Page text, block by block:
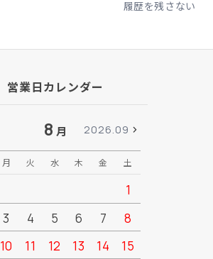
履歴を残さない
営業日カレンダー
8 月 2026.09
月 火 水 木 金 土
1
3 4 5 6 7
8
10 11 12 13 14 15